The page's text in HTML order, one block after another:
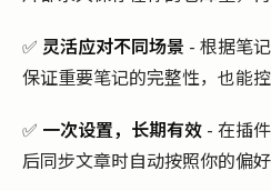
✅ 灵活应对不同场景 - 根据笔
保证重要笔记的完整性，也能
✅ 一次设置，长期有效 - 在插
后同步文章时自动按照你的偏